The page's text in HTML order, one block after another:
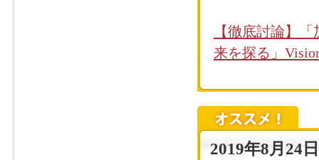
【徹底討論】
来を探る」
2019年8月24